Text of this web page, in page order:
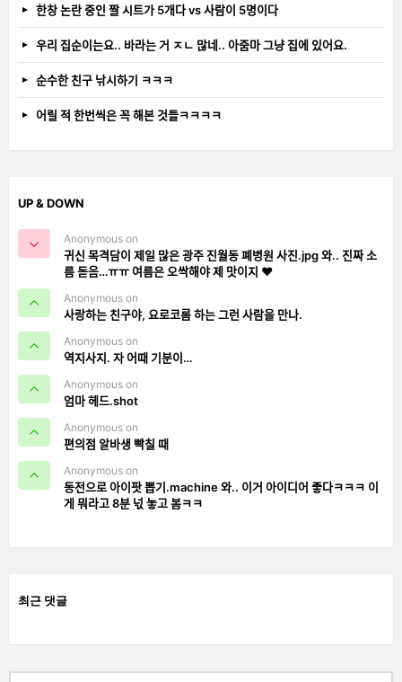
한창 논란 중인 짤 시트가 5개다 vs 사람이 5명이다
우리 집순이는요.. 바라는 거 ㅈㄴ 많네.. 아줌마 그냥 집에 있어요.
순수한 친구 낚시하기 ㅋㅋㅋ
어릴 적 한번씩은 꼭 해본 것들ㅋㅋㅋㅋ
UP & DOWN
Anonymous on
귀신 목격담이 제일 많은 광주 진월동 폐병원 사진.jpg 와.. 진짜 소
름 돋음…ㅠㅠ 여름은 오싹해야 제 맛이지 ❤️
Anonymous on
사랑하는 친구야, 요로코롬 하는 그런 사람을 만나.
Anonymous on
역지사지. 자 어때 기분이…
Anonymous on
엄마 헤드.shot
Anonymous on
편의점 알바생 빡칠 때
Anonymous on
동전으로 아이팟 뽑기.machine 와.. 이거 아이디어 좋다ㅋㅋㅋ 이
게 뭐라고 8분 넋 놓고 봄ㅋㅋ
최근 댓글